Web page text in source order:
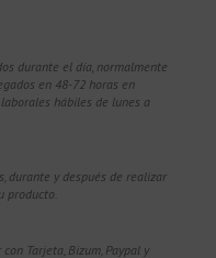
durante el día, normalmente
en 48-72 horas en
hábiles de lunes a
durante y después de realizar
producto.
Tarjeta, Bizum, Paypal y